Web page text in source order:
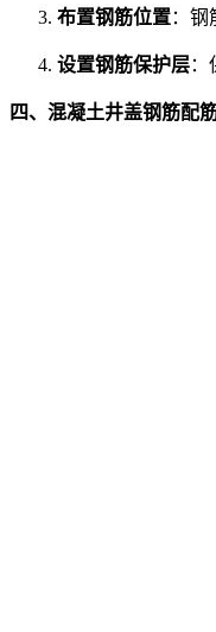
布置钢筋位置：钢
设置钢筋保护层：
四、混凝土井盖钢筋配